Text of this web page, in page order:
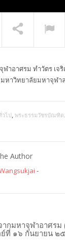
ฬาอาศรม ทำวัตร เ
หาวิทยาลัยมหาจุฬา
วไป, พระธรรมวัชรบัณฑิต
Author
-
ากมหาจุฬาอาศรม
ย์ที่ ๑๖ กันยายน ๒